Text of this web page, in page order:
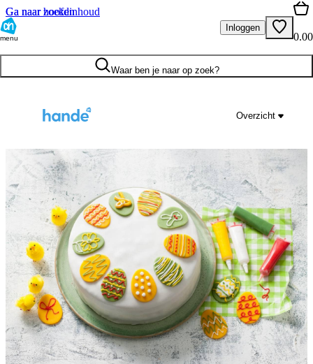
Ga naar hoofdinhoud
Ga naar zoeken
menu
Inloggen
0.00
Waar ben je naar op zoek?
Overzicht